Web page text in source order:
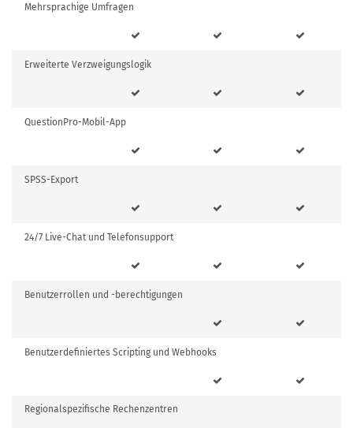
Mehrsprachige Umfragen
Erweiterte Verzweigungslogik
QuestionPro-Mobil-App
SPSS-Export
24/7 Live-Chat und Telefonsupport
Benutzerrollen und -berechtigungen
Benutzerdefiniertes Scripting und Webhooks
Regionalspezifische Rechenzentren